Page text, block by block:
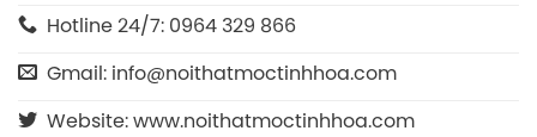
Hotline 24/7: 0964 329 866
Gmail: info@noithatmoctinhhoa.com
Website: www.noithatmoctinhhoa.com